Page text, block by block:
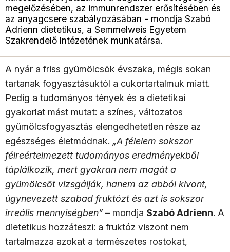
megelőzésében, az immunrendszer erősítésében és
az anyagcsere szabályozásában - mondja Szabó
Adrienn dietetikus, a Semmelweis Egyetem
Szakrendelő Intézetének munkatársa.
A nyár a friss gyümölcsök évszaka, mégis sokan
tartanak fogyasztásuktól a cukortartalmuk miatt.
Pedig a tudományos tények és a dietetikai
gyakorlat mást mutat: a színes, változatos
gyümölcsfogyasztás elengedhetetlen része az
egészséges életmódnak. „A félelem sokszor
félreértelmezett tudományos eredményekből
táplálkozik, mert gyakran nem magát a
gyümölcsöt vizsgálják, hanem az abból kivont,
úgynevezett szabad fruktózt és azt is sokszor
irreális mennyiségben” – mondja Szabó Adrienn. A
dietetikus hozzáteszi: a fruktóz viszont nem
tartalmazza azokat a természetes rostokat,